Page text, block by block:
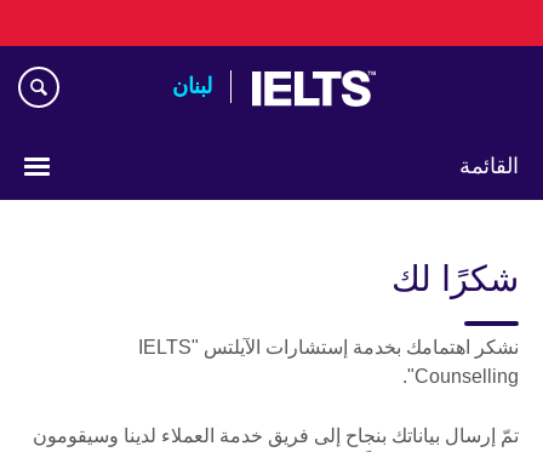
to
لبنان
القائمة
language
شكرًا لك
نشكر اهتمامك بخدمة إستشارات الآيلتس "IELTS
Counselling".
تمّ إرسال بياناتك بنجاح إلى فريق خدمة العملاء لدينا وسيقومون